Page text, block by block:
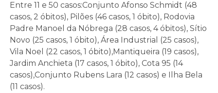
Entre 11 e 50 casos:Conjunto Afonso Schmidt (48
casos, 2 óbitos), Pilões (46 casos, 1 óbito), Rodovia
Padre Manoel da Nóbrega (28 casos, 4 óbitos), Sítio
Novo (25 casos, 1 óbito), Área Industrial (25 casos),
Vila Noel (22 casos, 1 óbito),Mantiqueira (19 casos),
Jardim Anchieta (17 casos, 1 óbito), Cota 95 (14
casos),Conjunto Rubens Lara (12 casos) e Ilha Bela
(11 casos).